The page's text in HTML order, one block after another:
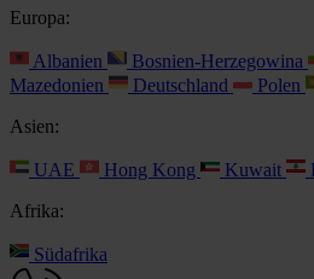
Europa:
Albanien Bosnien-Herzegowina
Mazedonien
Deutschland Polen
Asien:
UAE Hong Kong Kuwait
Afrika:
Südafrika